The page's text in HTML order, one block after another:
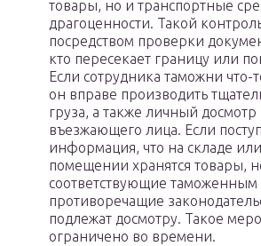
товары, но и транспортные
драгоценности. Такой
посредством проверки
кто пересекает границу или
Если сотрудника таможни что-
он вправе производить
груза, а также личный
въезжающего лица. Если
информация, что на складе
помещении хранятся товары,
соответствующие
противоречащие
подлежат досмотру. Такое
ограничено во времени.